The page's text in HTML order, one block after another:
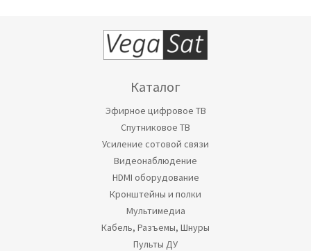
Каталог
Эфирное цифровое ТВ
Спутниковое ТВ
Усиление сотовой связи
Видеонаблюдение
HDMI оборудование
Кронштейны и полки
Мультимедиа
Кабель, Разъемы, Шнуры
Пульты ДУ